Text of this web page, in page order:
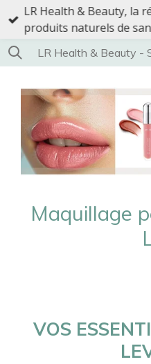
Passer
contenu
principal
LR Health & Beauty, la
produits naturels de
Maquillage
VOS